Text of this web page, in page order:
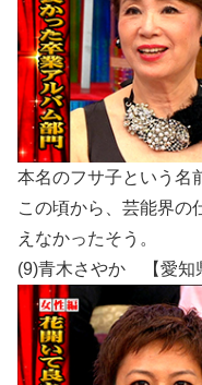
本名のフサ子という名
この頃から、芸能界の
えなかったそう。
(9)青木さやか 【愛知